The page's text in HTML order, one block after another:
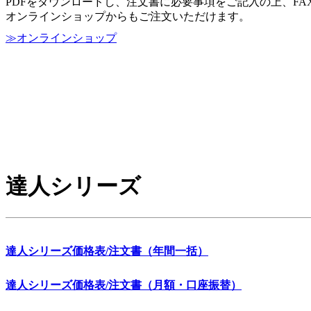
オンラインショップからもご注文いただけます。
≫オンラインショップ
達人シリーズ
達人シリーズ価格表/注文書（年間一括）
達人シリーズ価格表/注文書（月額・口座振替）